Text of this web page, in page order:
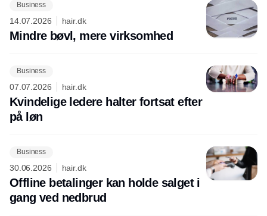
Business
14.07.2026 hair.dk
Mindre bøvl, mere virksomhed
Business
07.07.2026 hair.dk
Kvindelige ledere halter fortsat efter
på løn
Business
30.06.2026 hair.dk
Offline betalinger kan holde salget i
gang ved nedbrud